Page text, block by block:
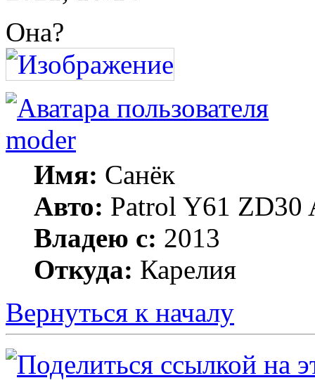
Она?
moder
Имя: Санёк
Авто: Patrol Y61 ZD30
Владею с: 2013
Откуда: Карелия
Вернуться к началу